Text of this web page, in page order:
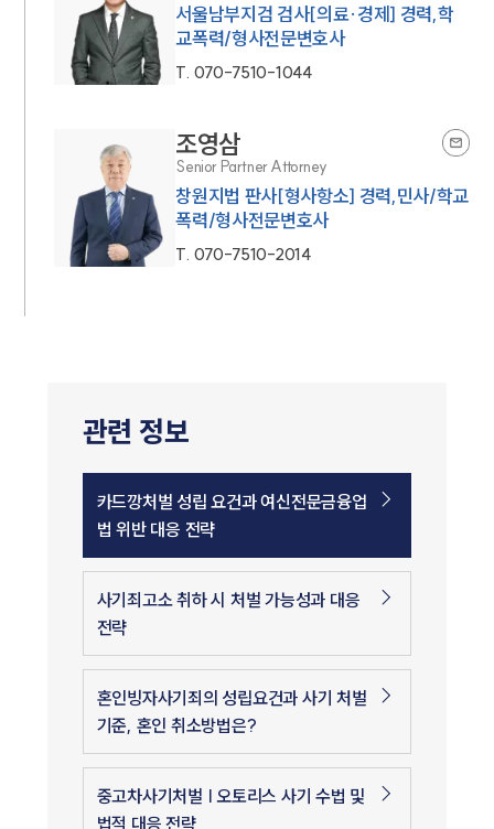
서울남부지검 검사[의료·경제] 경력,학
교폭력/형사전문변호사
T. 070-7510-1044
조영삼
Senior Partner Attorney
창원지법 판사[형사항소] 경력,민사/학교
폭력/형사전문변호사
T. 070-7510-2014
관련 정보
카드깡처벌 성립 요건과 여신전문금융업
법 위반 대응 전략
사기죄고소 취하 시 처벌 가능성과 대응
전략
혼인빙자사기죄의 성립요건과 사기 처벌
기준, 혼인 취소방법은?
중고차사기처벌 | 오토리스 사기 수법 및
법적 대응 전략